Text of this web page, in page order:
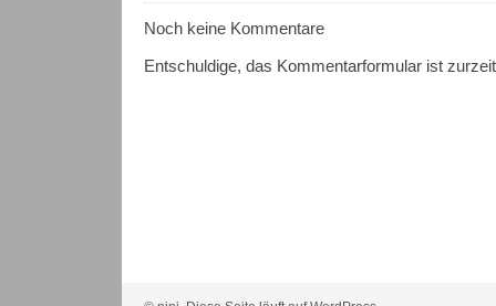
Noch keine Kommentare
Entschuldige, das Kommentarformular ist